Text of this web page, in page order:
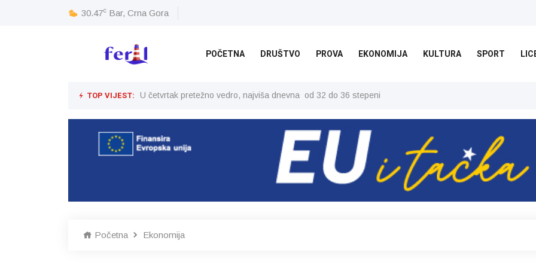
30.47c Bar, Crna Gora
POČETNA DRUŠTVO PROVA EKONOMIJA KULTURA SPORT
TOP VIJEST: U četvrtak pretežno vedro, najviša dnevna od 32 do 36 stepeni
Početna Ekonomija